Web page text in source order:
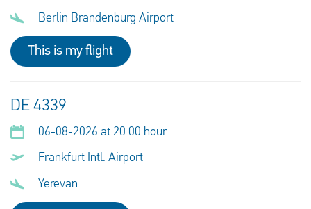
Berlin Brandenburg Airport
This is my flight
DE 4339
06-08-2026 at 20:00 hour
Frankfurt Intl. Airport
Yerevan